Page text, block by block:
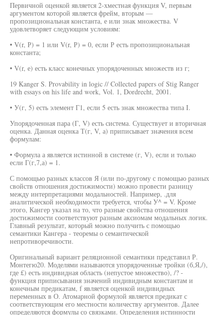
Первичной оценкой является 2-хместная функция V, первым
аргументом которой является фрейм, вторым —
пропозициональная константа, е или знак множества. V
удовлетворяет следующим условиям:
• V(r, Р) = 1 или V(r, Р) = 0, если Р есть пропозициональная
константа;
• V(r, е) есть класс конечных упорядоченных множеств из г;
19 Kanger S. Provability in logic // Collected papers of Stig Ranger
with essays on his life and work, Vol. 1, Dordrecht, 2001.
• У(г, 5) есть элемент Г1, если 5 есть знак множества типа I.
Упорядоченная пара (Г, V) есть система. Существует и вторичная
оценка. Данная оценка Т(г, V, а) приписывает значения всем
формулам:
• Формула а является истинной в системе (г, V), если и только
если Г(г,7,а) = 1.
С помощью разных классов Я (или по-другому с помощью разных
свойств отношения достижимости) можно провести разницу
между интерпретациями модальностей. Например, .для
аналитической необходимости требуется, чтобы У^ = V. Кроме
этого, Кангер указал на то, что разные свойства отношения
достижимости соответствуют разным аксиомам модальных логик.
Главный результат, который можно получить с помощью
семантики Кангера - теоремы о семантической
непротиворечивости.
Оригинальный вариант реляционной семантики представил Р.
Монтегю20. Моделями называются упорядоченные тройки (б,Я,/),
где £) есть индивидная область (непустое множество), /? -
функция приписывания значений индивидным константам и
конечным предикатам, f является оценкой индивидных
переменных в О. Атомарной формулой является предикат с
соответствующим его местности количеству аргументов. Далее
определяются формулы со связками. Определения истинности